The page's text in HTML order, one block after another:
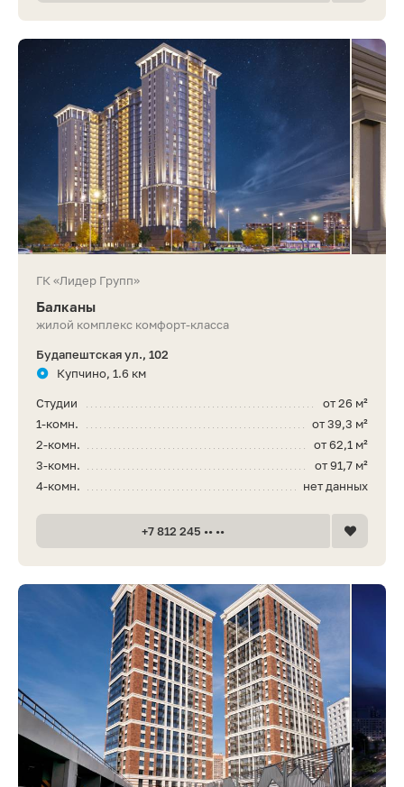
ГК «Лидер Групп»
Балканы
жилой комплекс комфорт-класса
Будапештская ул., 102
Купчино, 1.6 км
от 26 м²
Студии
от 39,3 м²
1-комн.
от 62,1 м²
2-комн.
от 91,7 м²
3-комн.
нет данных
4-комн.
+7 812 245 •• ••